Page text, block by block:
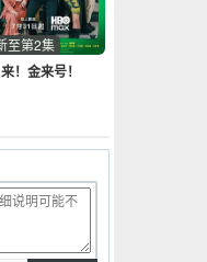
来！金来号！
至第2集